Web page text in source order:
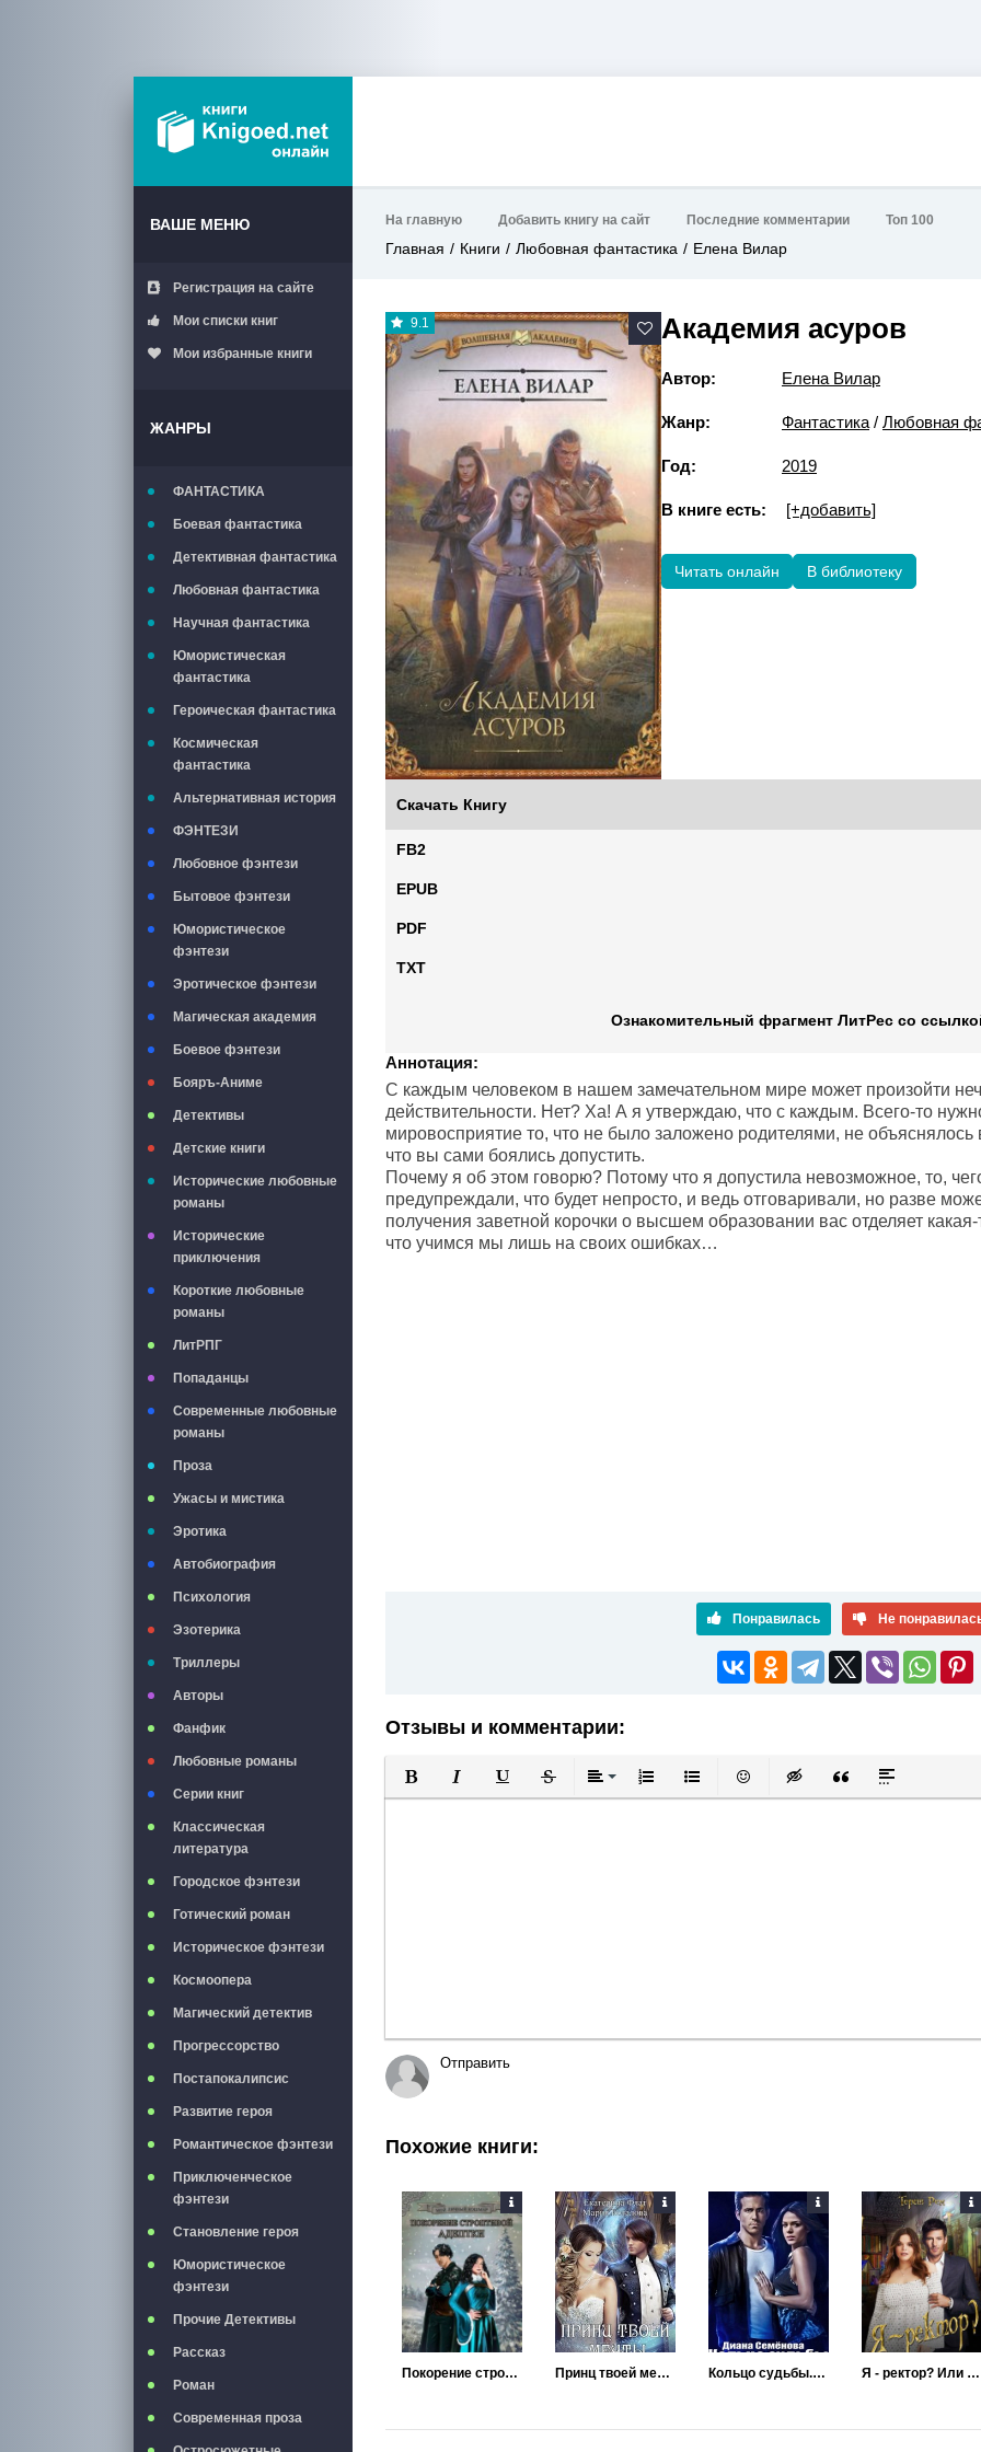
ВАШЕ МЕНЮ
Регистрация на сайте
Мои списки книг
Мои избранные книги
ЖАНРЫ
ФАНТАСТИКА
Боевая фантастика
Детективная фантастика
Любовная фантастика
Научная фантастика
Юмористическая
фантастика
Героическая фантастика
Космическая
фантастика
Альтернативная история
ФЭНТЕЗИ
Любовное фэнтези
Бытовое фэнтези
Юмористическое
фэнтези
Эротическое фэнтези
Магическая академия
Боевое фэнтези
Бояръ-Аниме
Детективы
Детские книги
Исторические любовные
романы
Исторические
приключения
Короткие любовные
романы
ЛитРПГ
Попаданцы
Современные любовные
романы
Проза
Ужасы и мистика
Эротика
Автобиография
Психология
Эзотерика
Триллеры
Авторы
Фанфик
Любовные романы
Серии книг
Классическая
литература
Городское фэнтези
Готический роман
Историческое фэнтези
Космоопера
Магический детектив
Прогрессорство
Постапокалипсис
Развитие героя
Романтическое фэнтези
Приключенческое
фэнтези
Становление героя
Юмористическое
фэнтези
Прочие Детективы
Рассказ
Роман
Современная проза
На главную Добавить книгу на сайт Последние комментарии Топ 100
Главная Книги Любовная фантастика Елена Вилар
9.1 Академия асуров
Автор: Елена Вилар
Жанр: Фантастика / Любовная
Год: 2019
В книге есть: [+добавить]
Читать онлайн В библиотеку
Скачать Книгу
FB2
EPUB
PDF
TXT
Ознакомительный фрагмент ЛитРес со
Аннотация:
С каждым человеком в нашем замечательном мире может произойти
действительности. Нет? Ха! А я утверждаю, что с каждым. Всего-то
мировосприятие то, что не было заложено родителями, не
что вы сами боялись допустить.
Почему я об этом говорю? Потому что я допустила невозможное, то,
предупреждали, что будет непросто, и ведь отговаривали, но разве
получения заветной корочки о высшем образовании вас отделяет
что учимся мы лишь на своих ошибках…
Понравилась Не
Отзывы и комментарии:
Полужирный
КурсивПодчеркнутый
ЗачеркнутыйВыравнивание
Нумерованный список
Маркированный список
Вставить смайлик
Вставка скрытого текста
Вставка цитаты
Вставка
Отправить
Похожие книги:
Покорение строптивой адептки Принц твоей мечты Кольцо судьбы. Том 1 Я - ректор? Или инкуб, дроу и толстушка